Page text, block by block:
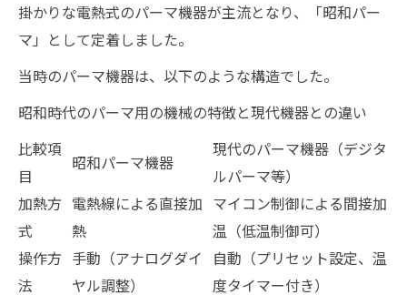
掛かりな電熱式のパーマ機器が主流となり、「昭和パー
マ」として定着しました。
当時のパーマ機器は、以下のような構造でした。
昭和時代のパーマ用の機械の特徴と現代機器との違い
比較項
目
昭和パーマ機器
現代のパーマ機器（デジタ
ルパーマ等）
加熱方
式
電熱線による直接加
熱
マイコン制御による間接加
温（低温制御可）
操作方
法
手動（アナログダイ
ヤル調整）
自動（プリセット設定、温
度タイマー付き）